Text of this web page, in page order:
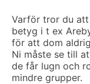
Varför tror du att
betyg i t ex
för att dom
Ni måste se till
de får lugn och
mindre grupper.